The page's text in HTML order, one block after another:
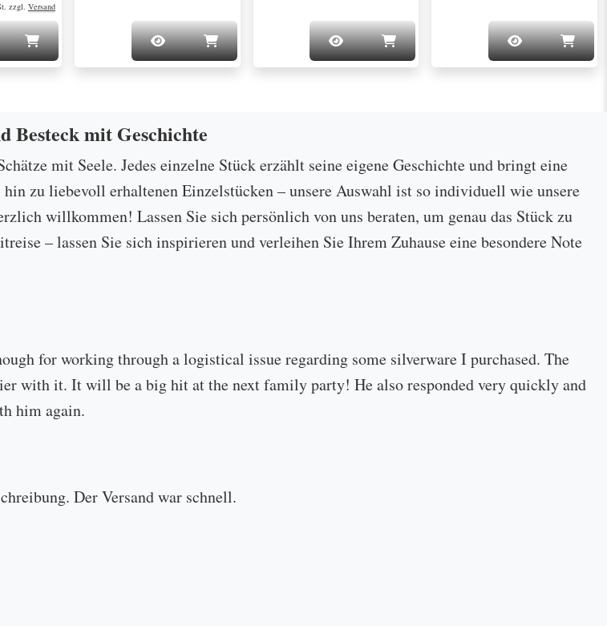
zzgl. Versand
Besteck mit Geschichte
mit Seele. Jedes einzelne Stück erzählt seine eigene Geschichte und bringt eine
zu liebevoll erhaltenen Einzelstücken – unsere Auswahl ist so individuell wie unsere
willkommen! Lassen Sie sich persönlich von uns beraten, um genau das Stück zu
– lassen Sie sich inspirieren und verleihen Sie Ihrem Zuhause eine besondere Note
for working through a logistical issue regarding some silverware I purchased. The
with it. It will be a big hit at the next family party! He also responded very quickly and
him again.
Der Versand war schnell.